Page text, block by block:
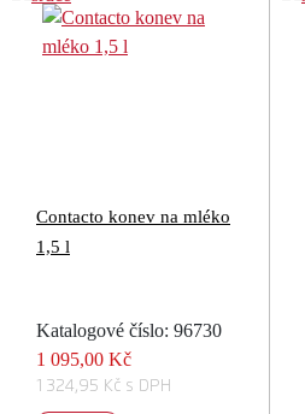
Contacto konev na mléko
1,5 l
Katalogové číslo: 96730
1 095,00 Kč
1 324,95 Kč s DPH